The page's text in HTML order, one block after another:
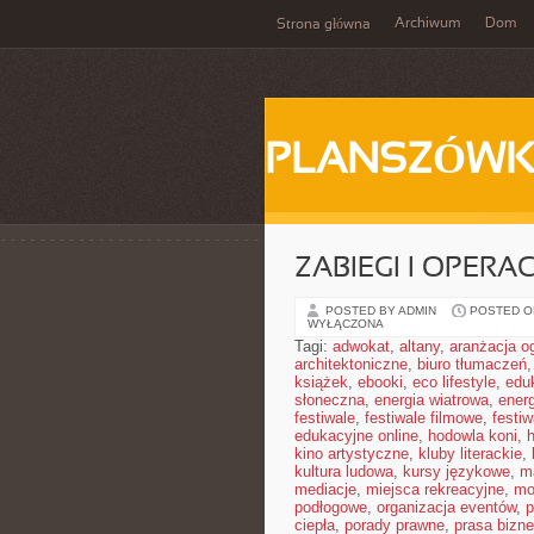
Strona główna Archiwum Dom
ZABIEGI I
POSTED BY ADMIN
POSTED
WYŁĄCZONA
Tagi: adwokat, altany, aranżacja
architektoniczne, biuro tłumaczeń
książek, ebooki, eco lifestyle,
słoneczna, energia wiatrowa,
festiwale, festiwale filmowe,
edukacyjne online, hodowla koni,
kino artystyczne, kluby literackie,
kultura ludowa, kursy językowe,
mediacje, miejsca rekreacyjne,
podłogowe, organizacja eventów,
ciepła, porady prawne, prasa